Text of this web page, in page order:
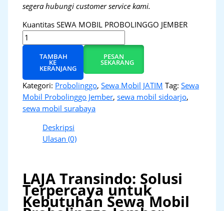
segera hubungi customer service kami.
Kuantitas SEWA MOBIL PROBOLINGGO JEMBER
TAMBAH
KE
KERANJANG
PESAN
SEKARANG
Kategori: Probolinggo,Sewa Mobil JATIM Tag:Sewa
Mobil Probolinggo Jember,sewa mobil sidoarjo,
sewa mobil surabaya
Deskripsi
Ulasan (0)
LAJA Transindo: Solusi
Terpercaya untuk
Kebutuhan Sewa Mobil